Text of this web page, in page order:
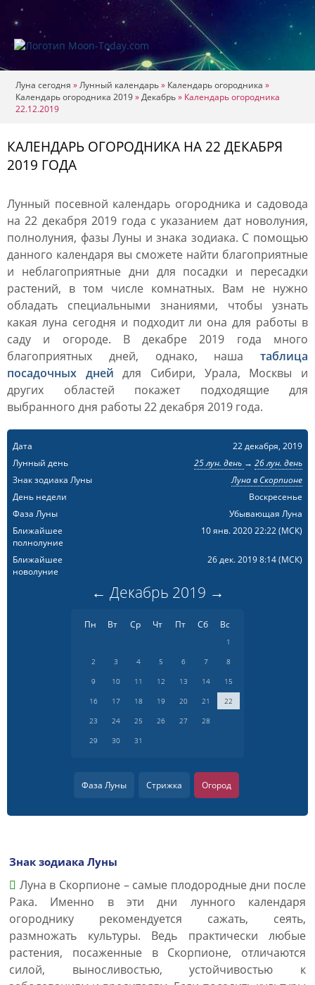
Луна сегодня »Лунный календарь» Календарь огородника »
Календарь огородника 2019»Декабрь» Календарь огородника
22.12.2019
КАЛЕНДАРЬ ОГОРОДНИКА НА 22 ДЕКАБРЯ
2019 ГОДА
Лунный посевной календарь огородника и садовода
на 22 декабря 2019 года с указанием дат новолуния,
полнолуния, фазы Луны и знака зодиака. С помощью
данного календаря вы сможете найти благоприятные
и неблагоприятные дни для посадки и пересадки
растений, в том числе комнатных. Вам не нужно
обладать специальными знаниями, чтобы узнать
какая луна сегодня и подходит ли она для работы в
саду и огороде. В декабре 2019 года много
благоприятных дней, однако, наша таблица
посадочных дней для Сибири, Урала, Москвы и
других областей покажет подходящие для
выбранного дня работы 22 декабря 2019 года.
Дата
22 декабря, 2019
Лунный день
25 лун. день → 26 лун. день
Знак зодиака Луны
Луна в Скорпионе
День недели
Воскресенье
Фаза Луны
Убывающая Луна
Ближайшее
полнолуние
10 янв. 2020 22:22(МСК)
Ближайшее
новолуние
26 дек. 2019 8:14(МСК)
← Декабрь 2019 →
Пн Вт Ср Чт Пт Сб Вс
1
2
3 4 5 6 7
8
9
10 11 12 13 14
15
16
17 18 19 20 21
22
23
24 25 26 27
28
29
30 31
Фаза Луны Стрижка Огород
Знак зодиака Луны
Луна в Скорпионе – самые плодородные дни после
Рака. Именно в эти дни лунного календаря
огороднику рекомендуется сажать, сеять,
размножать культуры. Ведь практически любые
растения, посаженные в Скорпионе, отличаются
силой, выносливостью, устойчивостью к